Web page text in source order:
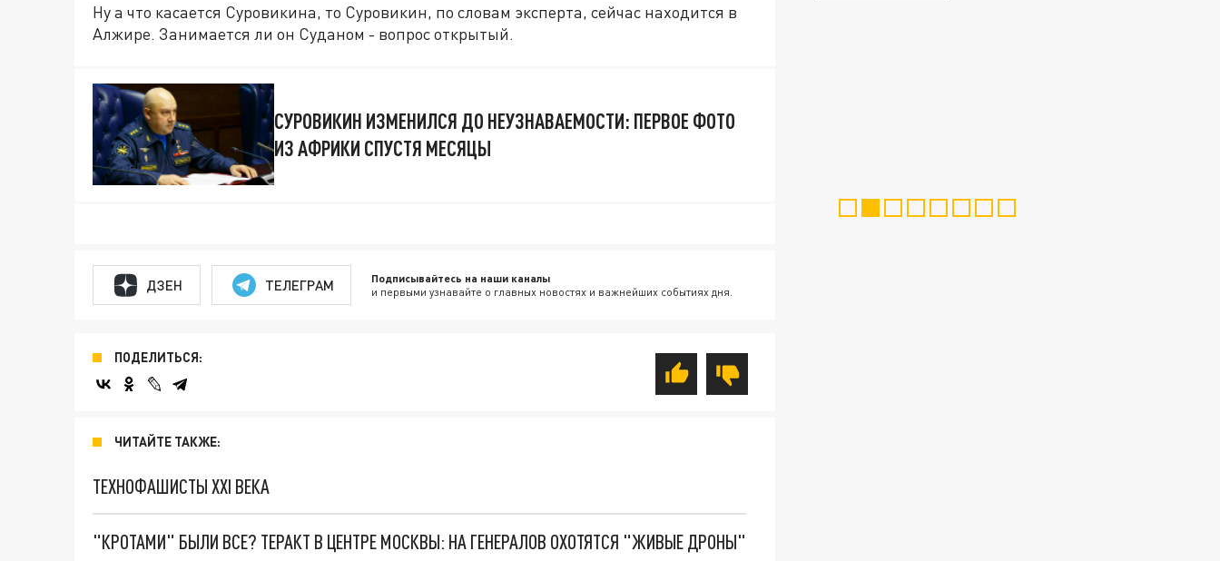
Ну а что касается Суровикина, то Суровикин, по словам эксперта, сейчас находится в
Алжире. Занимается ли он Суданом - вопрос открытый.
СУРОВИКИН ИЗМЕНИЛСЯ ДО НЕУЗНАВАЕМОСТИ: ПЕРВОЕ ФОТО
ИЗ АФРИКИ СПУСТЯ МЕСЯЦЫ
ДЗЕН ТЕЛЕГРАМ Подписывайтесь на наши каналы
и первыми узнавайте о главных новостях и важнейших событиях дня.
ПОДЕЛИТЬСЯ:
ЧИТАЙТЕ ТАКЖЕ:
ТЕХНОФАШИСТЫ XXI ВЕКА
"КРОТАМИ" БЫЛИ ВСЕ? ТЕРАКТ В ЦЕНТРЕ МОСКВЫ: НА ГЕНЕРАЛОВ ОХОТЯТСЯ "ЖИВЫЕ ДРОНЫ"